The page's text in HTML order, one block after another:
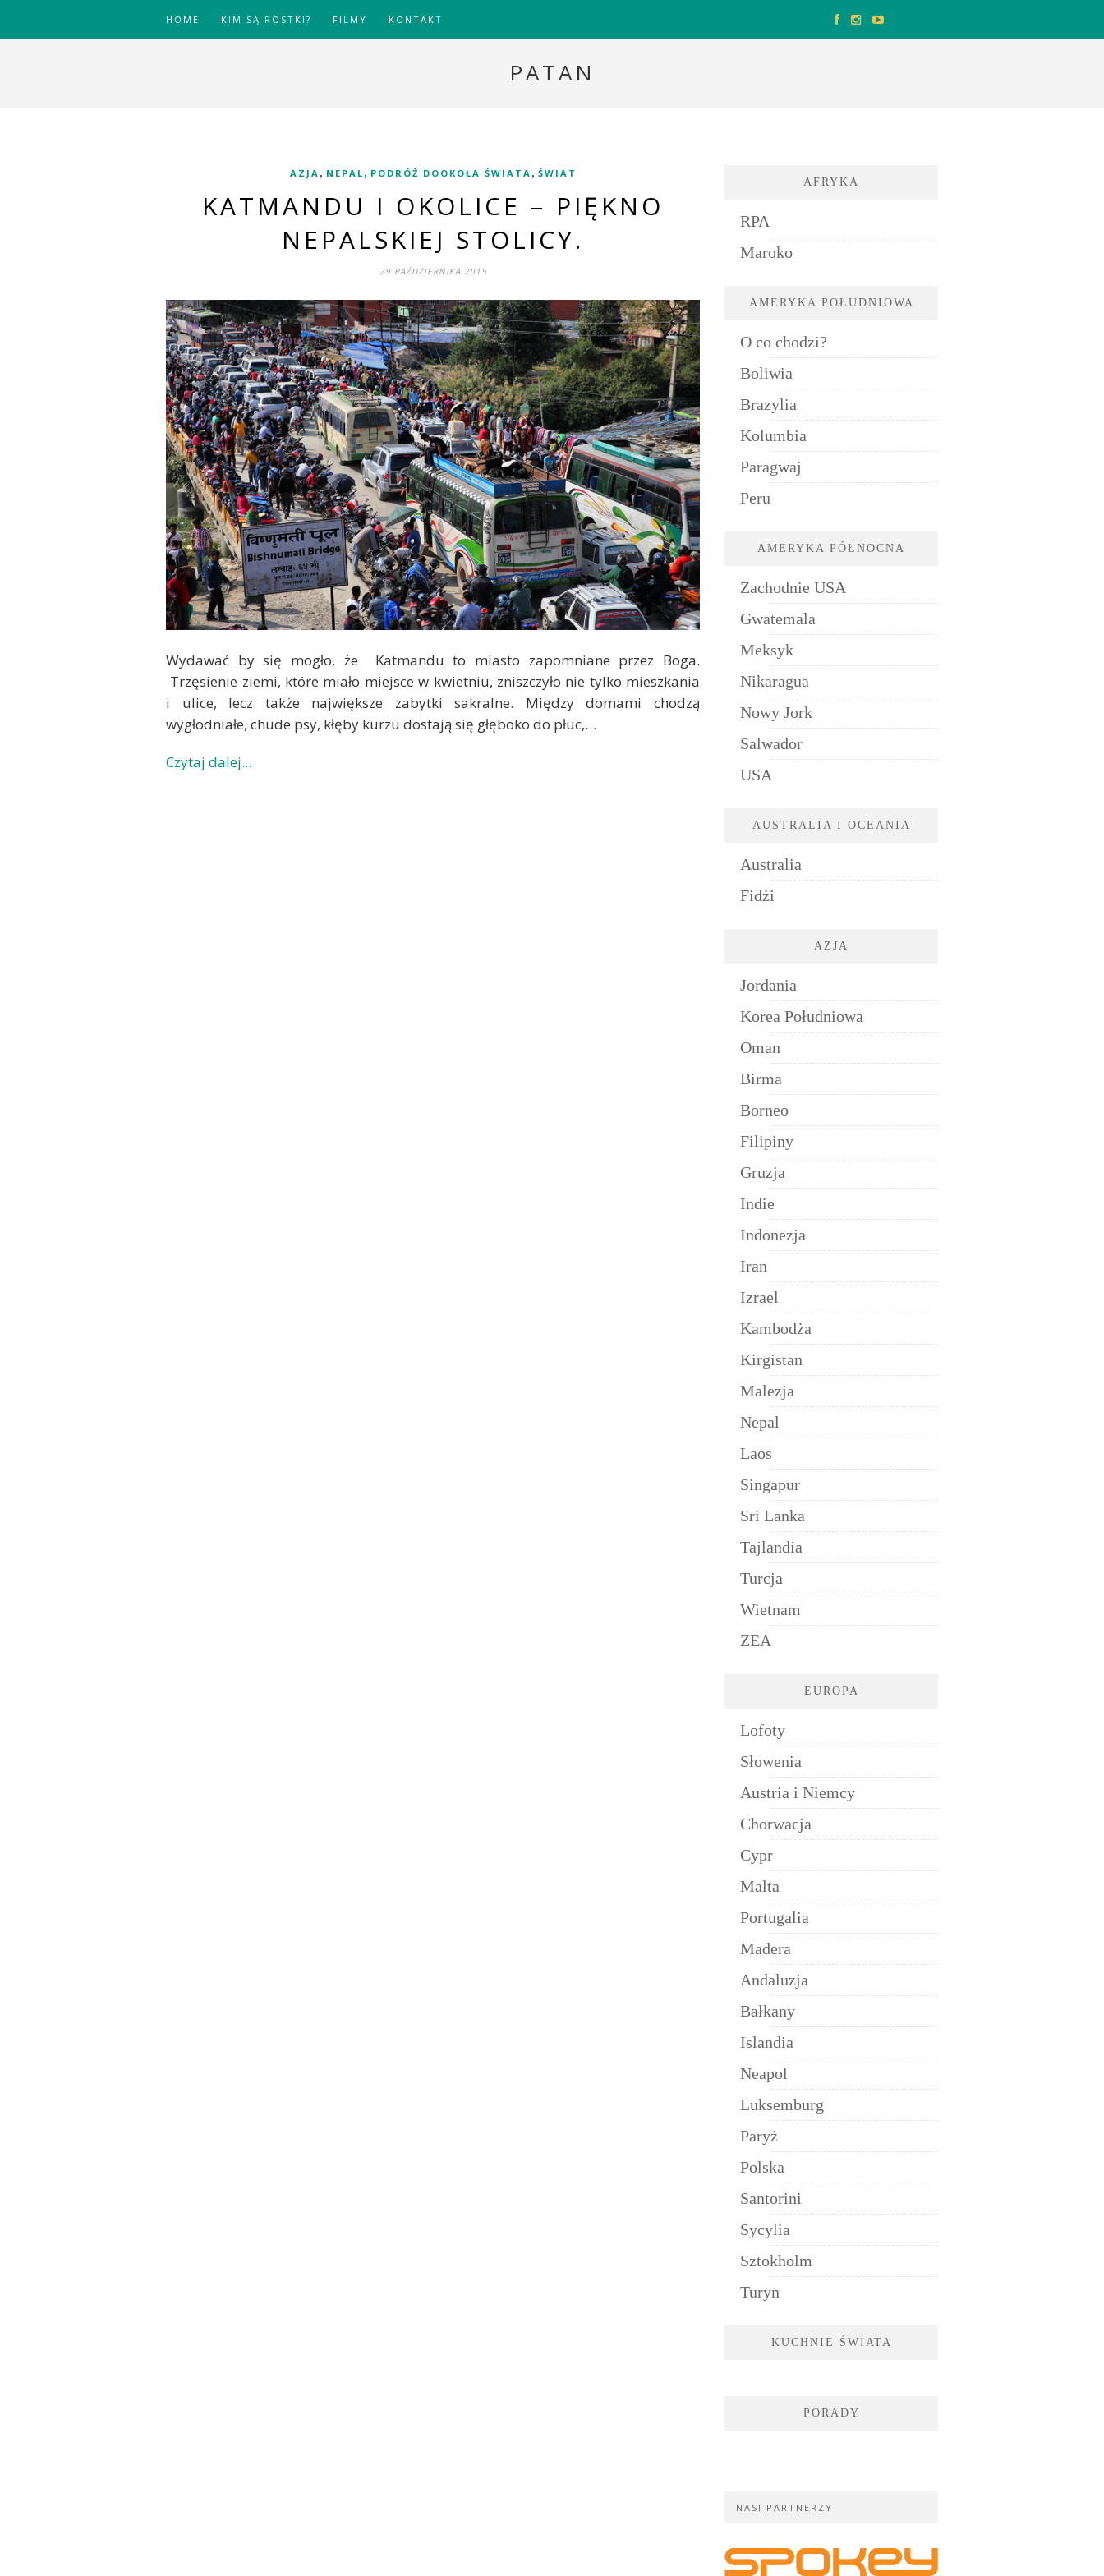
HOME KIM SĄ ROSTKI? FILMY KONTAKT
PATAN
AZJA , NEPAL , PODRÓŻ DOOKOŁA ŚWIATA , ŚWIAT
KATMANDU I OKOLICE – PIĘKNO
NEPALSKIEJ STOLICY.
29 PAŹDZIERNIKA 2015
Wydawać by się mogło, że Katmandu to miasto zapomniane przez Boga.
Trzęsienie ziemi, które miało miejsce w kwietniu, zniszczyło nie tylko mieszkania
i ulice, lecz także największe zabytki sakralne. Między domami chodzą
wygłodniałe, chude psy, kłęby kurzu dostają się głęboko do płuc,…
Czytaj dalej...
AFRYKA
RPA
Maroko
AMERYKA POŁUDNIOWA
O co chodzi?
Boliwia
Brazylia
Kolumbia
Paragwaj
Peru
AMERYKA PÓŁNOCNA
Zachodnie USA
Gwatemala
Meksyk
Nikaragua
Nowy Jork
Salwador
USA
AUSTRALIA I OCEANIA
Australia
Fidżi
AZJA
Jordania
Korea Południowa
Oman
Birma
Borneo
Filipiny
Gruzja
Indie
Indonezja
Iran
Izrael
Kambodża
Kirgistan
Malezja
Nepal
Laos
Singapur
Sri Lanka
Tajlandia
Turcja
Wietnam
ZEA
EUROPA
Lofoty
Słowenia
Austria i Niemcy
Chorwacja
Cypr
Malta
Portugalia
Madera
Andaluzja
Bałkany
Islandia
Neapol
Luksemburg
Paryż
Polska
Santorini
Sycylia
Sztokholm
Turyn
KUCHNIE ŚWIATA
PORADY
NASI PARTNERZY